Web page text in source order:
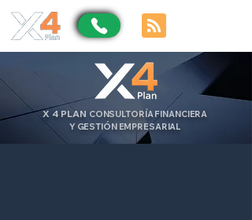
X 4 PLAN CONSULTORÍA FINANCIERA
Y GESTIÓN EMPRESARIAL